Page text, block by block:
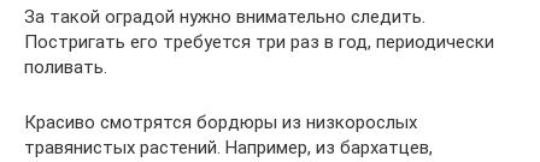
За такой оградой нужно внимательно следить.
Постригать его требуется три раз в год, периодически
поливать.
Красиво смотрятся бордюры из низкорослых
травянистых растений. Например, из бархатцев,